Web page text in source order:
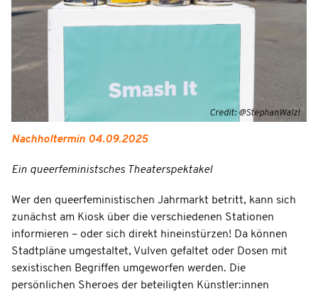
Credit: @StephanWalzl
Nachholtermin 04.09.2025
Ein queerfeministsches Theaterspektakel
Wer den queerfeministischen Jahrmarkt betritt, kann sich
zunächst am Kiosk über die verschiedenen Stationen
informieren – oder sich direkt hineinstürzen! Da können
Stadtpläne umgestaltet, Vulven gefaltet oder Dosen mit
sexistischen Begriffen umgeworfen werden. Die
persönlichen Sheroes der beteiligten Künstler:innen